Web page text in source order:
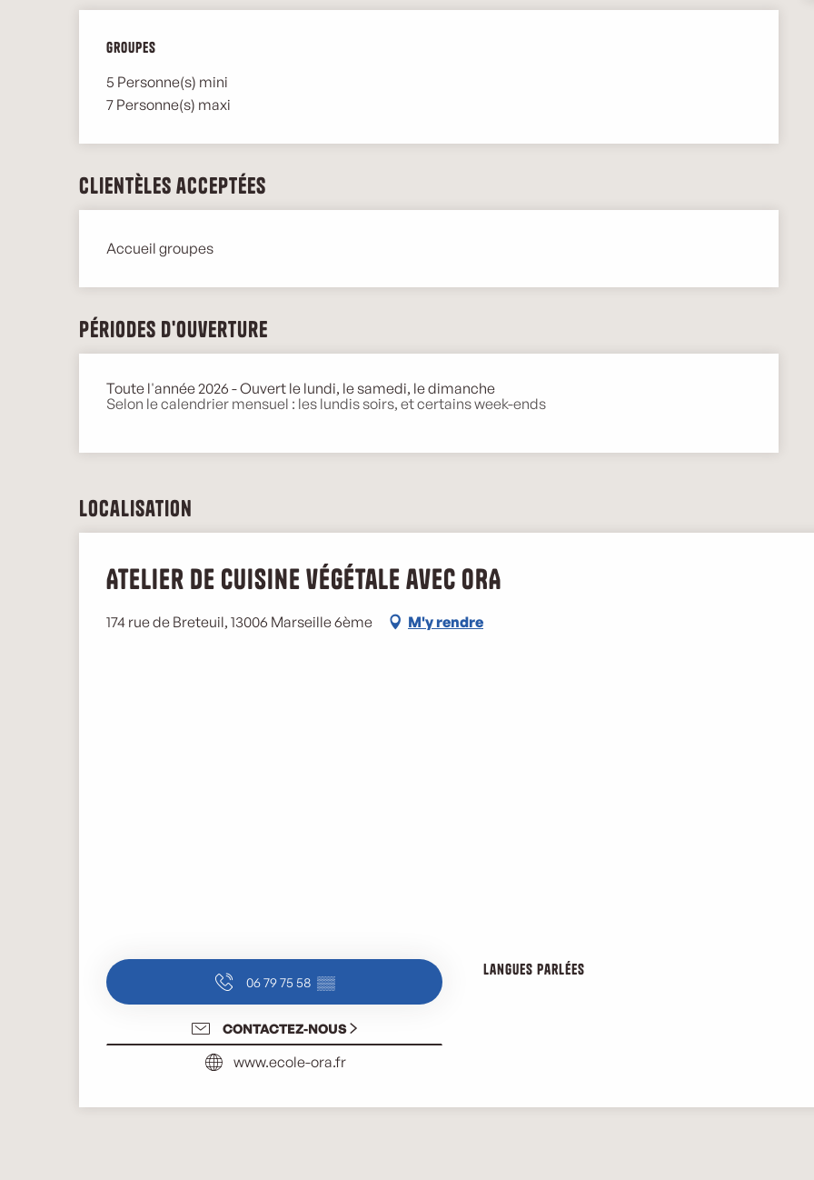
Groupes
Groupes
5 Personne(s) mini
7 Personne(s) maxi
Clientèles acceptées
Accueil groupes
Périodes d'ouverture
Toute l'année 2026 - Ouvert le lundi, le samedi, le dimanche
Selon le calendrier mensuel : les lundis soirs, et certains week-ends
Localisation
Atelier de cuisine végétale avec ORA
174 rue de Breteuil, 13006 Marseille 6ème
M'y rendre
06 79 75 58 ▒▒
CONTACTEZ-NOUS
www.ecole-ora.fr
Langues parlées
Langues parlées